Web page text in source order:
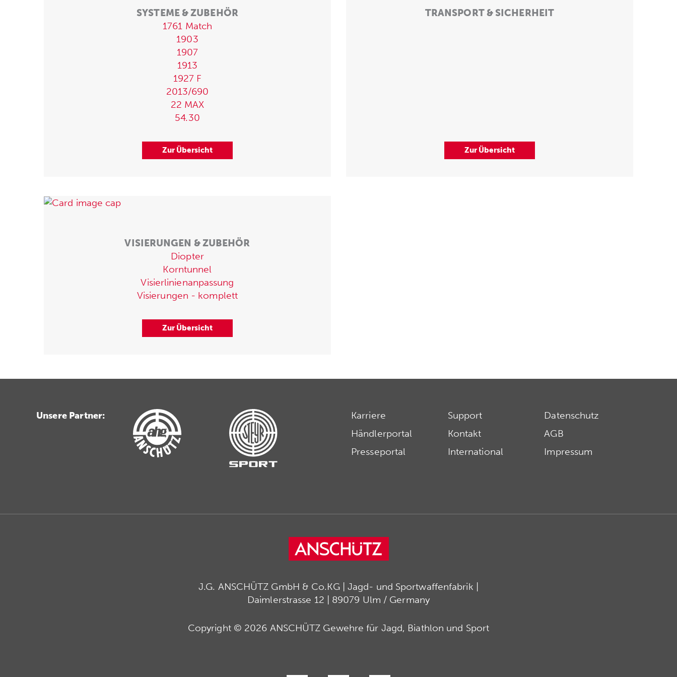
SYSTEME & ZUBEHÖR
1761 Match
1903
1907
1913
1927 F
2013/690
22 MAX
54.30
Zur Übersicht
TRANSPORT & SICHERHEIT
Zur Übersicht
VISIERUNGEN & ZUBEHÖR
Diopter
Korntunnel
Visierlinienanpassung
Visierungen - komplett
Zur Übersicht
Unsere Partner:
Karriere
Händlerportal
Presseportal
Support
Kontakt
International
Datenschutz
AGB
Impressum
J.G. ANSCHÜTZ GmbH & Co.KG | Jagd- und Sportwaffenfabrik |
Daimlerstrasse 12 | 89079 Ulm / Germany
Copyright © 2026 ANSCHÜTZ Gewehre für Jagd, Biathlon und Sport